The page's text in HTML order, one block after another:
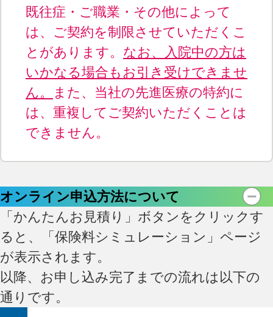
既往症・ご職業・その他によって
は、ご契約を制限させていただくこ
とがあります。 なお、入院中の方は
いかなる場合もお引き受けできませ
ん。
また、当社の先進医療の特約に
は、重複してご契約いただくことは
できません。
オンライン申込方法について
「かんたんお見積り」ボタンをクリックす
ると、「保険料シミュレーション」ページ
が表示されます。
以降、お申し込み完了までの流れは以下の
通りです。